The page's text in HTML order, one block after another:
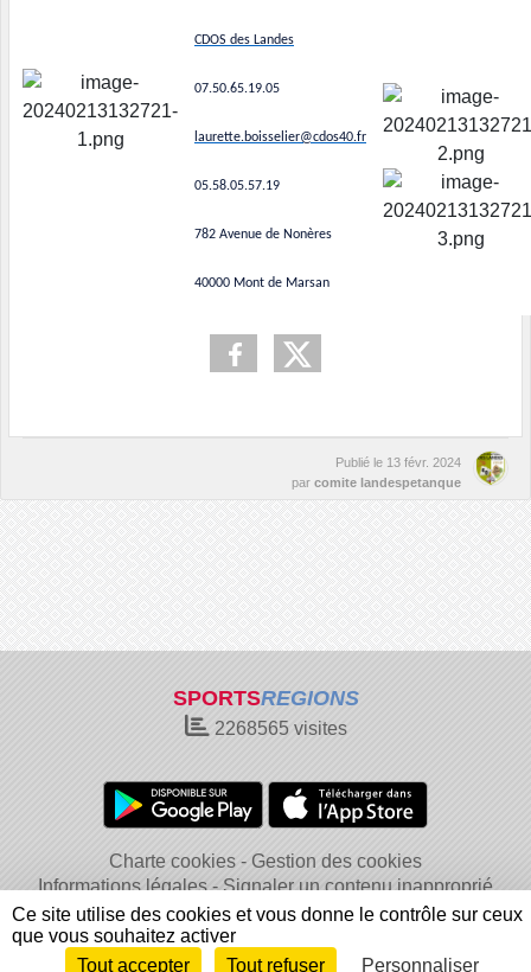
CDOS des Landes
07.50.65.19.05
laurette.boisselier@cdos40.fr
05.58.05.57.19
782 Avenue de Nonères
40000 Mont de Marsan
Publié le 13 févr. 2024
par comite landespetanque
SPORTSREGIONS
2268565 visites
Charte cookies
Gestion des cookies
Informations légales
Signaler un contenu inapproprié
Envie de participer ? Connexion
Ce site utilise des cookies et vous donne le contrôle sur ceux
que vous souhaitez activer
Tout accepter
Tout refuser Personnaliser